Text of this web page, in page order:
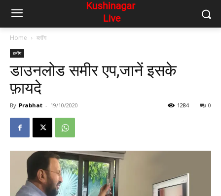
Home ब्लॉग
ब्लॉग
डाउनलोड समीर एप,जानें इसके
फ़ायदे
By Prabhat - 19/10/2020 0
1284